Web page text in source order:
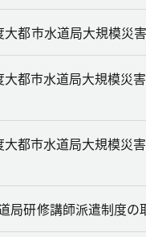
大都市水道局大規模災
大都市水道局大規模災
大都市水道局大規模災
局研修講師派遣制度の